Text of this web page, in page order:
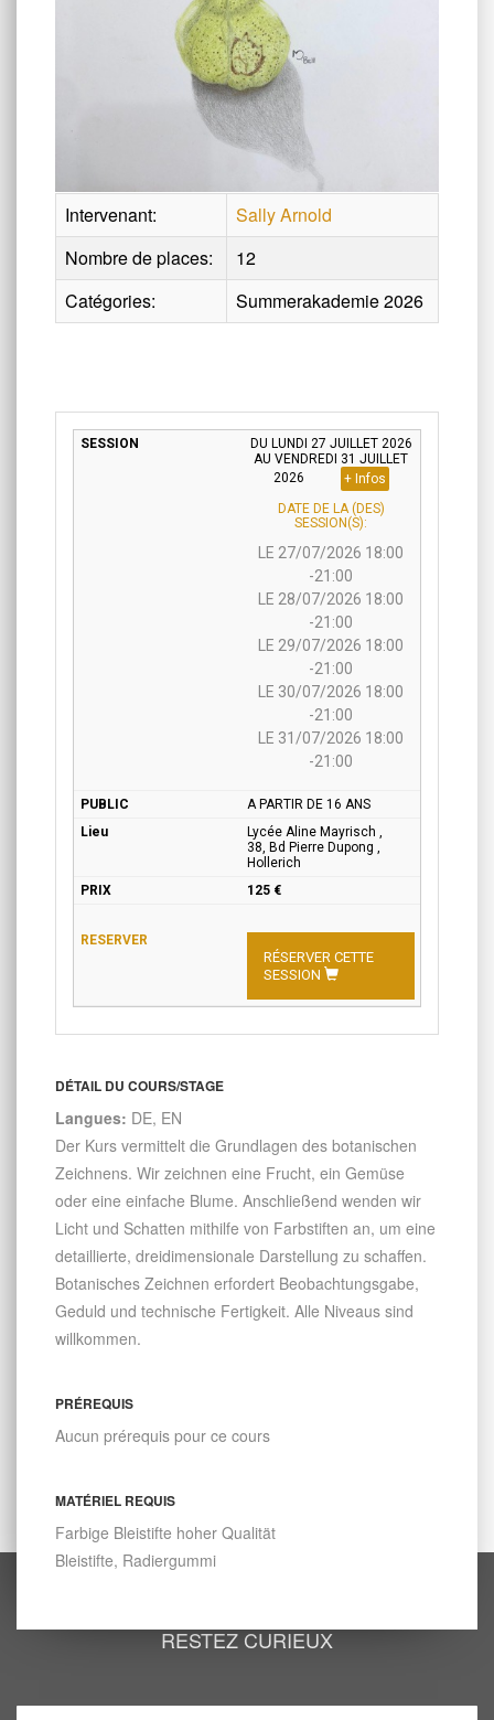
Intervenant:
Sally Arnold
Nombre de places:
12
Catégories:
Summerakademie 2026
DU LUNDI 27 JUILLET 2026
AU VENDREDI 31 JUILLET
2026
+ Infos
DATE DE LA (DES)
SESSION(S):
LE 27/07/2026 18:00
-21:00
LE 28/07/2026 18:00
-21:00
LE 29/07/2026 18:00
-21:00
LE 30/07/2026 18:00
-21:00
LE 31/07/2026 18:00
-21:00
A PARTIR DE 16 ANS
Lycée Aline Mayrisch ,
38, Bd Pierre Dupong ,
Hollerich
125 €
RÉSERVER CETTE
SESSION
DÉTAIL DU COURS/STAGE
Langues: DE, EN
Der Kurs vermittelt die Grundlagen des botanischen
Zeichnens. Wir zeichnen eine Frucht, ein Gemüse
oder eine einfache Blume. Anschließend wenden wir
Licht und Schatten mithilfe von Farbstiften an, um eine
detaillierte, dreidimensionale Darstellung zu schaffen.
Botanisches Zeichnen erfordert Beobachtungsgabe,
Geduld und technische Fertigkeit. Alle Niveaus sind
willkommen.
PRÉREQUIS
Aucun prérequis pour ce cours
MATÉRIEL REQUIS
Farbige Bleistifte hoher Qualität
Bleistifte, Radiergummi
RESTEZ CURIEUX